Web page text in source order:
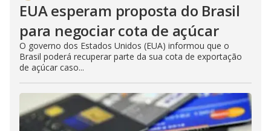
EUA esperam proposta do Brasil
para negociar cota de açúcar
O governo dos Estados Unidos (EUA) informou que o
Brasil poderá recuperar parte da sua cota de exportação
de açúcar caso...